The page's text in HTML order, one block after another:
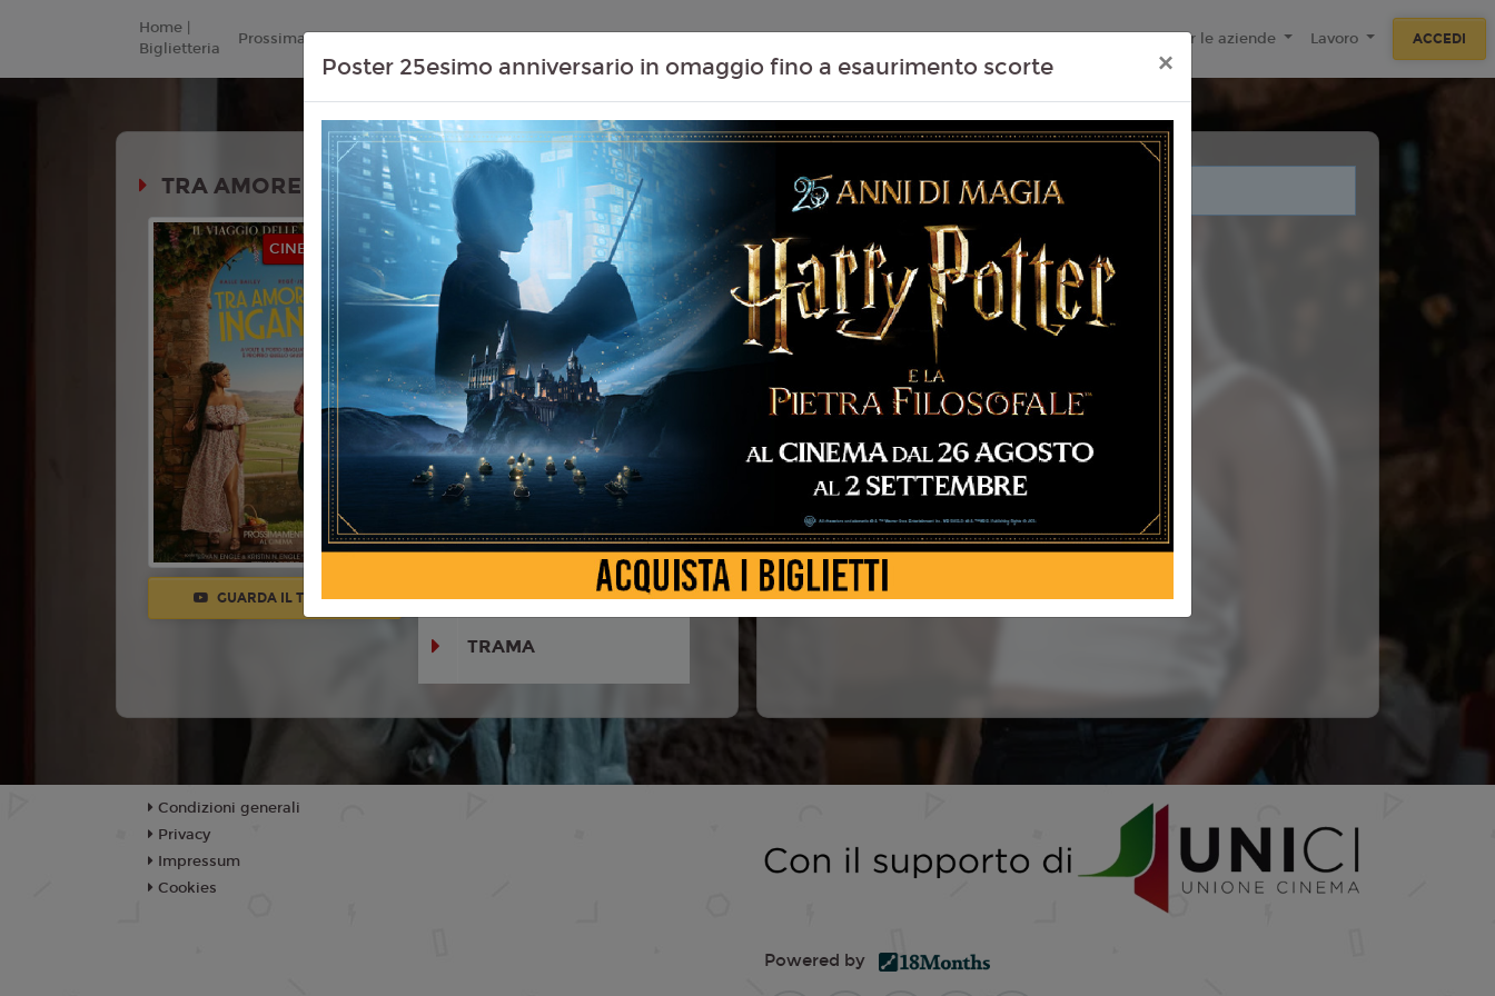
Home |
Biglietteria
Prossimamente Listino Prezzi Contenuti Extra Proiezioni Scolastiche Eventi Passati Tecnologie F.A.Q Per le aziende Lavoro ACCEDI
TRA AMORE E INGANNI (YOU, ME & TUSCANY)
CINEMA IN FESTA
GUARDA IL TRAILER
Durata: 102 min
Genere: Commedia, Romance
Lingua:Italiano
Regia:Kat Coiro
Anno:2025
Con:Halle Bailey, Regé Jean Page,
Aziza Scott, Nia Vardalos, Isabella
Ferrari, Emanuele Pacca, St...
TRAMA
Non ci sono spettacoli legati a questo evento.
Poster 25esimo anniversario in omaggio fino a esaurimento scorte ×
Condizioni generali
Privacy
Impressum
Cookies
Powered by